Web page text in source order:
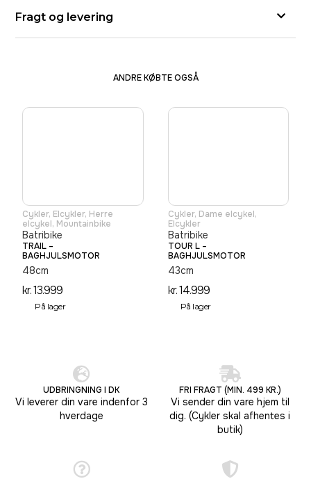
Fragt og levering
ANDRE KØBTE OGSÅ
Cykler, Elcykler, Herre
elcykel, Mountainbike
Batribike
TRAIL –
BAGHJULSMOTOR
48cm
kr.13.999
På lager
Cykler, Dame elcykel,
Elcykler
Batribike
TOUR L –
BAGHJULSMOTOR
43cm
kr.14.999
På lager
UDBRINGNING I DK
Vi leverer din vare indenfor 3
hverdage
FRI FRAGT (MIN. 499 KR.)
Vi sender din vare hjem til
dig. (Cykler skal afhentes i
butik)